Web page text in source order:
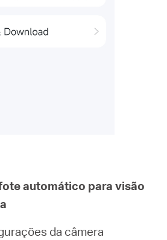
automático para visão
da câmera